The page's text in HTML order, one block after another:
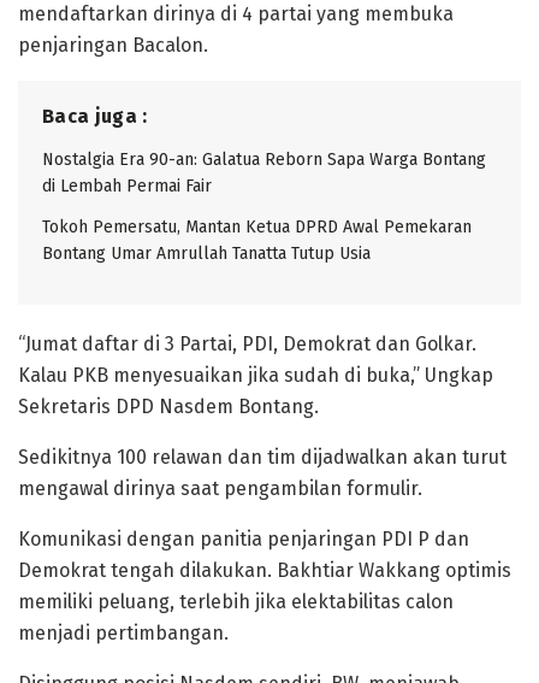
mendaftarkan dirinya di 4 partai yang membuka
penjaringan Bacalon.
Baca juga :
Nostalgia Era 90-an: Galatua Reborn Sapa Warga Bontang
di Lembah Permai Fair
Tokoh Pemersatu, Mantan Ketua DPRD Awal Pemekaran
Bontang Umar Amrullah Tanatta Tutup Usia
“Jumat daftar di 3 Partai, PDI, Demokrat dan Golkar.
Kalau PKB menyesuaikan jika sudah di buka,” Ungkap
Sekretaris DPD Nasdem Bontang.
Sedikitnya 100 relawan dan tim dijadwalkan akan turut
mengawal dirinya saat pengambilan formulir.
Komunikasi dengan panitia penjaringan PDI P dan
Demokrat tengah dilakukan. Bakhtiar Wakkang optimis
memiliki peluang, terlebih jika elektabilitas calon
menjadi pertimbangan.